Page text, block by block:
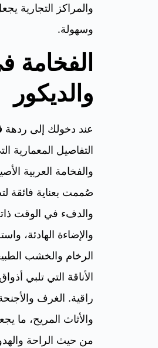
والمراكز التجارية
وسهولة.
الفخامة
والديكور
عند دخولك إلى ردهة
التفاصيل المعمارية
والفخامة العربية
صُممت بعناية فائقة
والدفء في الوقت
والإضاءة الهادئة،
الرخام والخشب
الأناقة التي تلبي
راقية. الغرف
والأثاث المريح، ما
من حيث الراحة